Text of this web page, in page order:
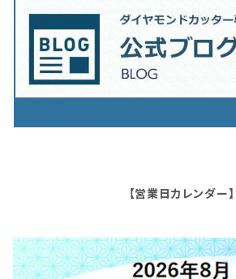
【営業日カレンダー】